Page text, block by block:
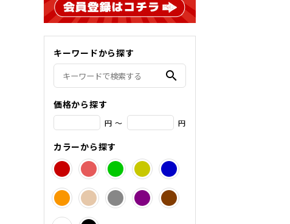
キーワードから探す
search
価格から探す
円 ～ 円
カラーから探す